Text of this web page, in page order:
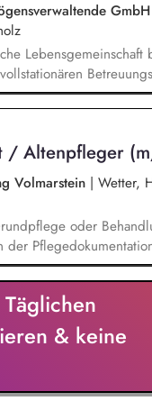
GmbH
Menschen langfristig
und Herz.
und Versorgung
Fähigkeiten
bei der
und
/ Altenpfleger
Volmarstein | Wetter,
oder
der
und Umsetzung
& keine